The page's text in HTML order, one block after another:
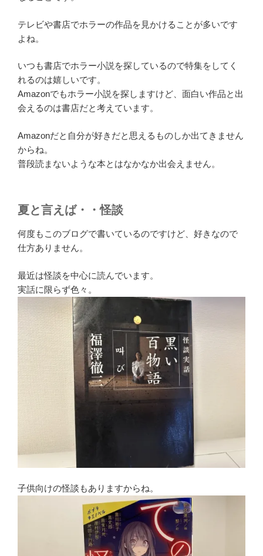
テレビや書店でホラーの作品を見かけることが多いです
よね。
いつも書店でホラー小説を探しているので特集をしてく
れるのは嬉しいです。
Amazonでもホラー小説を探しますけど、面白い作品と出
会えるのは書店だと考えています。
Amazonだと自分が好きだと思えるものしか出てきません
からね。
普段読まないような本とはなかなか出会えません。
夏と言えば・・怪談
何度もこのブログで書いているのですけど、好きなので
仕方ありません。
最近は怪談を中心に読んでいます。
実話に限らず色々。
子供向けの怪談もありますからね。